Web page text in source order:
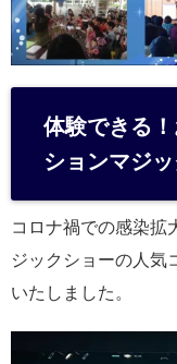
体験できる
ションマジッ
コロナ禍での感染拡
ジックショーの人気
いたしました。